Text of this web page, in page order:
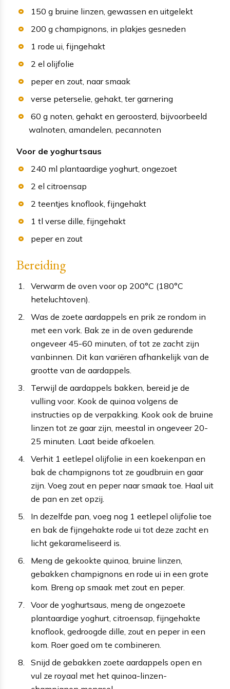
150 g bruine linzen, gewassen en uitgelekt
200 g champignons, in plakjes gesneden
1 rode ui, fijngehakt
2 el olijfolie
peper en zout, naar smaak
verse peterselie, gehakt, ter garnering
60 g noten, gehakt en geroosterd, bijvoorbeeld
walnoten, amandelen, pecannoten
Voor de yoghurtsaus
240 ml plantaardige yoghurt, ongezoet
2 el citroensap
2 teentjes knoflook, fijngehakt
1 tl verse dille, fijngehakt
peper en zout
Bereiding
Verwarm de oven voor op 200°C (180°C
heteluchtoven).
Was de zoete aardappels en prik ze rondom in
met een vork. Bak ze in de oven gedurende
ongeveer 45-60 minuten, of tot ze zacht zijn
vanbinnen. Dit kan variëren afhankelijk van de
grootte van de aardappels.
Terwijl de aardappels bakken, bereid je de
vulling voor. Kook de quinoa volgens de
instructies op de verpakking. Kook ook de bruine
linzen tot ze gaar zijn, meestal in ongeveer 20-
25 minuten. Laat beide afkoelen.
Verhit 1 eetlepel olijfolie in een koekenpan en
bak de champignons tot ze goudbruin en gaar
zijn. Voeg zout en peper naar smaak toe. Haal uit
de pan en zet opzij.
In dezelfde pan, voeg nog 1 eetlepel olijfolie toe
en bak de fijngehakte rode ui tot deze zacht en
licht gekarameliseerd is.
Meng de gekookte quinoa, bruine linzen,
gebakken champignons en rode ui in een grote
kom. Breng op smaak met zout en peper.
Voor de yoghurtsaus, meng de ongezoete
plantaardige yoghurt, citroensap, fijngehakte
knoflook, gedroogde dille, zout en peper in een
kom. Roer goed om te combineren.
Snijd de gebakken zoete aardappels open en
vul ze royaal met het quinoa-linzen-